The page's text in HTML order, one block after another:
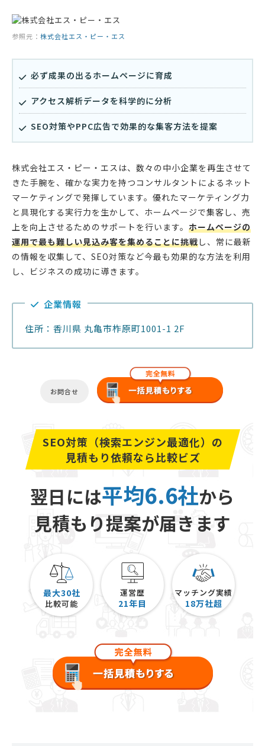
参照元： 株式会社エス・ピー・エス
必ず成果の出るホームページに育成
アクセス解析データを科学的に分析
SEO対策やPPC広告で効果的な集客方法を提案
株式会社エス・ピー・エスは、数々の中小企業を再生させて
きた手腕を、確かな実力を持つコンサルタントによるネット
マーケティングで発揮しています。優れたマーケティング力
と具現化する実行力を生かして、ホームページで集客し、売
上を向上させるためのサポートを行います。 ホームページの
運用で最も難しい見込み客を集めることに挑戦し、常に最新
の情報を収集して、SEO対策など今最も効果的な方法を利用
し、ビジネスの成功に導きます。
企業情報
住所：香川県 丸亀市柞原町1001-1 2F
お問合せ
SEO対策（検索エンジン最適化）の
見積もり依頼なら比較ビズ
翌日には平均6.6社から
見積もり提案が届きます
最大30社
比較可能
運営歴
21年目
マッチング実績
18万社超